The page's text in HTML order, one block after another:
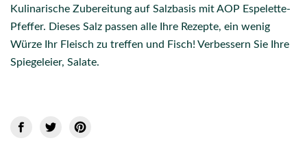
Kulinarische Zubereitung auf Salzbasis mit AOP Espelette-
Pfeffer. Dieses Salz passen alle Ihre Rezepte, ein wenig
Würze Ihr Fleisch zu treffen und Fisch! Verbessern Sie Ihre
Spiegeleier, Salate.